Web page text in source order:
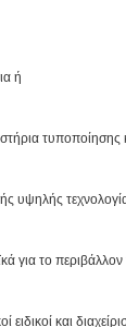
ή
τυποποίησης
υψηλής
για το
ειδικοί και